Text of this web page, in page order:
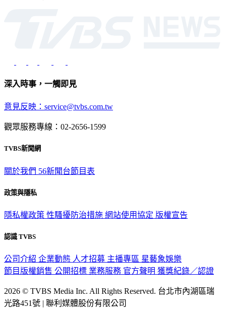
深入時事，一觸即見
意見反映：service@tvbs.com.tw
觀眾服務專線：02-2656-1599
TVBS新聞網
關於我們 56新聞台節目表
政策與隱私
隱私權政策 性騷擾防治措施 網站使用協定 版權宣告
認識 TVBS
公司介紹 企業動態 人才招募 主播專區 星藝象娛樂
節目版權銷售 公開招標 業務服務 官方聲明 獲獎紀錄／認證
2026 © TVBS Media Inc. All Rights Reserved. 台北市內湖區瑞
光路451號 | 聯利媒體股份有限公司